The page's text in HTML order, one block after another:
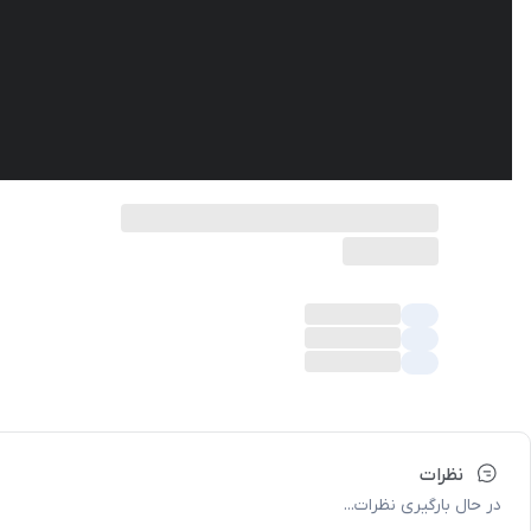
نظرات
در حال بارگیری نظرات...